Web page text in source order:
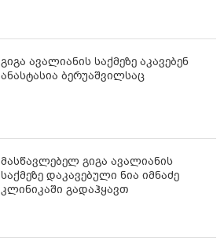
გიგა ავალიანის საქმეზე აკავებენ
ანასტასია ბერუაშვილსაც
მასწავლებელ გიგა ავალიანის
საქმეზე დაკავებული ნია იმნაძე
კლინიკაში გადაჰყავთ